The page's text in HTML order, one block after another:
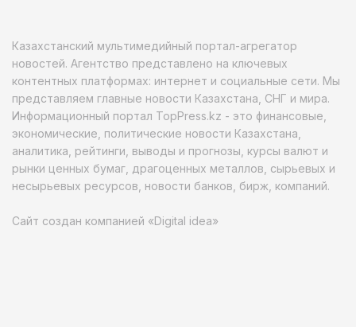
Казахстанский мультимедийный портал-агрегатор
новостей. Агентство представлено на ключевых
контентных платформах: интернет и социальные сети. Мы
представляем главные новости Казахстана, СНГ и мира.
Информационный портал TopPress.kz - это финансовые,
экономические, политические новости Казахстана,
аналитика, рейтинги, выводы и прогнозы, курсы валют и
рынки ценных бумаг, драгоценных металлов, сырьевых и
несырьевых ресурсов, новости банков, бирж, компаний.
Сайт создан компанией «Digital idea»